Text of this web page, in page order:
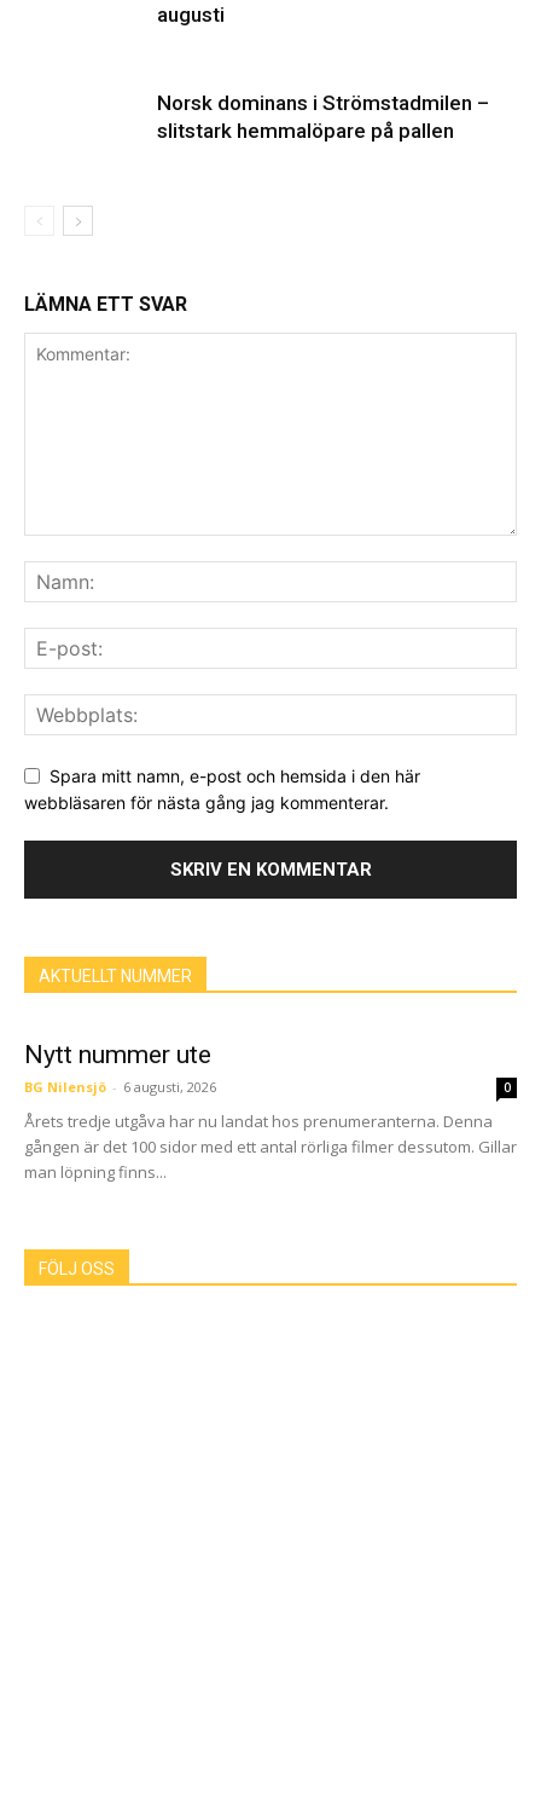
augusti
Norsk dominans i Strömstadmilen –
slitstark hemmalöpare på pallen
LÄMNA ETT SVAR
Spara mitt namn, e-post och hemsida i den här
webbläsaren för nästa gång jag kommenterar.
AKTUELLT NUMMER
Nytt nummer ute
BG Nilensjö - 6 augusti, 2026 0
Årets tredje utgåva har nu landat hos prenumeranterna. Denna
gången är det 100 sidor med ett antal rörliga filmer dessutom. Gillar
man löpning finns...
FÖLJ OSS